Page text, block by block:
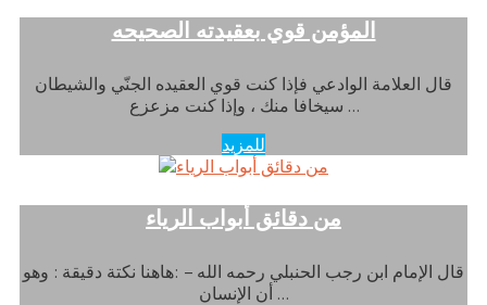
المؤمن قوي بعقيدته الصحيحه
قال العلامة الوادعي فإذا كنت قوي العقيده الجنّي والشيطان
سيخافا منك ، وإذا كنت مزعزع …
للمزيد
من دقائق أبواب الرياء
قال الإمام ابن رجب الحنبلي رحمه الله – :هاهنا نكتة دقيقة : وهو
أن الإنسان …